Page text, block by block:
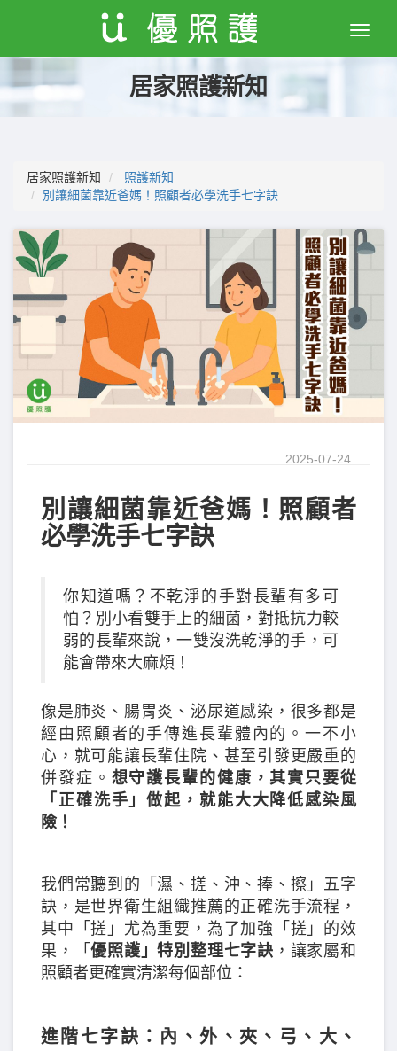
Toggle
居家照護新知
居家照護新知
照護新知
別讓細菌靠近爸媽！照顧者必學洗手七字訣
2025-07-24
別讓細菌靠近爸媽！照顧者
必學洗手七字訣
你知道嗎？不乾淨的手對長輩有多可
怕？別小看雙手上的細菌，對抵抗力較
弱的長輩來說，一雙沒洗乾淨的手，可
能會帶來大麻煩！
像是肺炎、腸胃炎、泌尿道感染，很多都是
經由照顧者的手傳進長輩體內的。一不小
心，就可能讓長輩住院、甚至引發更嚴重的
併發症。 想守護長輩的健康，其實只要從
「正確洗手」做起，就能大大降低感染風
險！
我們常聽到的「濕、搓、沖、捧、擦」五字
訣，是世界衛生組織推薦的正確洗手流程，
其中「搓」尤為重要，為了加強「搓」的效
果，「優照護 」特別整理七字訣 ，讓家屬和
照顧者更確實清潔每個部位：
進階七字訣：內、外、夾、弓、大、